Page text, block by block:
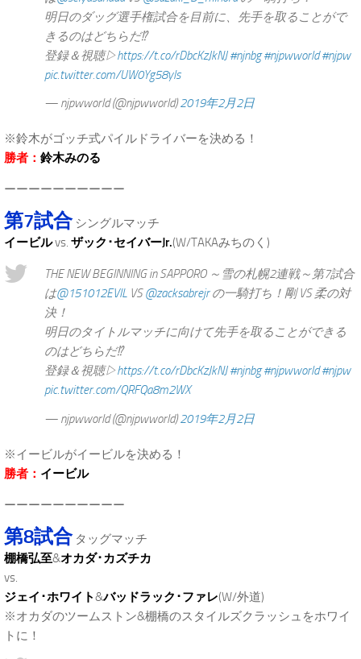
明日のダッグ選手権試合を目前に、先手を取ることがで
きるのはどちらだ⁉︎
登録＆視聴▷https://t.co/rDbcKzJkNJ #njnbg #njpwworld #njpw
pic.twitter.com/UW0Yg58yls
— njpwworld (@njpwworld)2019年2月2日
※鈴木がゴッチ式パイルドライバーを決める！
勝者： 鈴木みのる
ーーーーーーーーーー
第7試合シングルマッチ
イービルvs. ザック･セイバーJr.(W/TAKAみちのく)
THE NEW BEGINNING in SAPPORO ～雪の札幌2連戦～第7試合
は@151012EVIL VS@zacksabrejrの一騎打ち！剛 VS 柔の対
決！
明日のタイトルマッチに向けて先手を取ることができる
のはどちらだ⁉︎
登録＆視聴▷https://t.co/rDbcKzJkNJ #njnbg #njpwworld #njpw
pic.twitter.com/QRFQa8m2WX
— njpwworld (@njpwworld)2019年2月2日
※イービルがイービルを決める！
勝者： イービル
ーーーーーーーーーー
第8試合タッグマッチ
棚橋弘至&オカダ･カズチカ
vs.
ジェイ･ホワイト&バッドラック･ファレ(W/外道)
※オカダのツームストン&棚橋のスタイルズクラッシュをホワイ
トに！